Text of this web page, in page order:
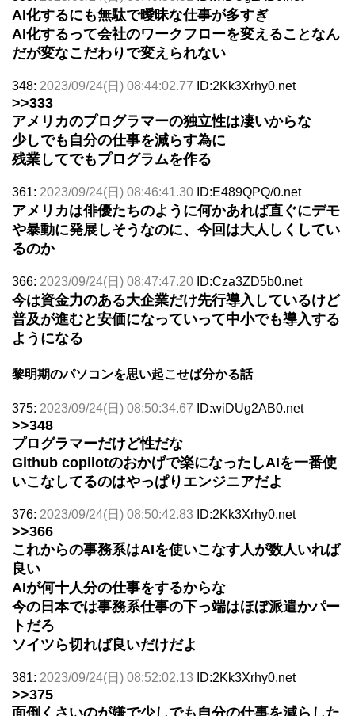
AI化するにも無駄で曖昧な仕事が多すぎ
AI化するって会社のワークフローを変えることなん
だが変なこだわりで変えられない
348: 2023/09/24(日) 08:44:02.77 ID:2Kk3Xrhy0.net
>>333
アメリカのプログラマーの独立性は凄いからな
少しでも自分の仕事を減らす為に
残業してでもプログラムを作る
361: 2023/09/24(日) 08:46:41.30 ID:E489QPQ/0.net
アメリカは俳優たちのように何かあれば直ぐにデモ
や暴動に発展しそうなのに、今回は大人しくしてい
るのか
366: 2023/09/24(日) 08:47:47.20 ID:Cza3ZD5b0.net
今は資金力のある大企業だけ先行導入しているけど
普及が進むと安価になっていって中小でも導入する
ようになる
黎明期のパソコンを思い起こせば分かる話
375: 2023/09/24(日) 08:50:34.67 ID:wiDUg2AB0.net
>>348
プログラマーだけど性だな
Github copilotのおかげで楽になったしAIを一番使
いこなしてるのはやっぱりエンジニアだよ
376: 2023/09/24(日) 08:50:42.83 ID:2Kk3Xrhy0.net
>>366
これからの事務系はAIを使いこなす人が数人いれば
良い
AIが何十人分の仕事をするからな
今の日本では事務系仕事の下っ端はほぼ派遣かパー
トだろ
ソイツら切れば良いだけだよ
381: 2023/09/24(日) 08:52:02.13 ID:2Kk3Xrhy0.net
>>375
面倒くさいのが嫌で少しでも自分の仕事を減らした